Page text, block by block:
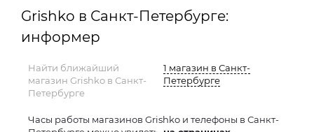
Grishko в Санкт-Петербурге:
информер
Найти ближайший
магазин Grishko в Санкт-
Петербурге
1 магазин в Санкт-
Петербурге
Часы работы магазинов Grishko и телефоны в Санкт-